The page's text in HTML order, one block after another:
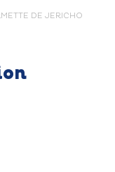
DE JERICHO